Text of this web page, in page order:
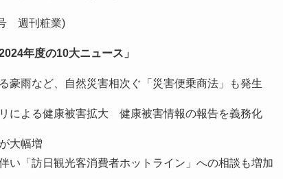
週刊粧業)
年度の10大ニュース」
豪雨など、自然災害相次ぐ「災害便乗商法」も発生
による健康被害拡大 健康被害情報の報告を義務化
が大幅増
い「訪日観光客消費者ホットライン」への相談も増加